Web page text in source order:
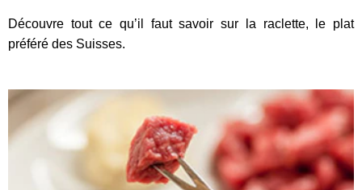
Découvre tout ce qu’il faut savoir sur la raclette, le plat
préféré des Suisses.